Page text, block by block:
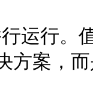
运行。
方案，